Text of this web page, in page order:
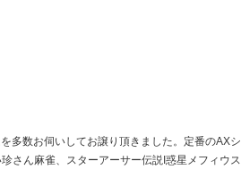
多数お伺いしてお譲り頂きました。定番のAXシ
さん麻雀、スターアーサー伝説I惑星メフィウス